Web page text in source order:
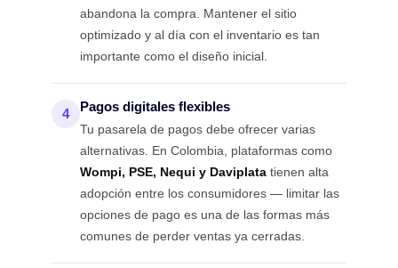
abandona la compra. Mantener el sitio
optimizado y al día con el inventario es tan
importante como el diseño inicial.
4 Pagos digitales flexibles
Tu pasarela de pagos debe ofrecer varias
alternativas. En Colombia, plataformas como
Wompi, PSE, Nequi y Daviplatatienen alta
adopción entre los consumidores — limitar las
opciones de pago es una de las formas más
comunes de perder ventas ya cerradas.